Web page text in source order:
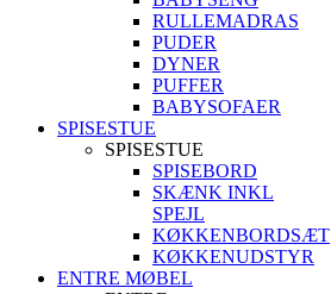
RULLEMADRAS
PUDER
DYNER
PUFFER
BABYSOFAER
SPISESTUE
SPISESTUE
SPISEBORD
SKÆNK INKL
SPEJL
KØKKENBORDSÆT
KØKKENUDSTYR
ENTRE MØBEL